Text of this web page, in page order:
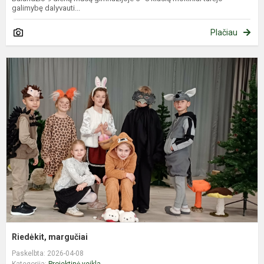
galimybę dalyvauti...
Plačiau
Riedėkit, margučiai
Paskelbta: 2026-04-08